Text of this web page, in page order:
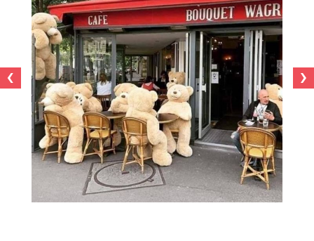
‹
›